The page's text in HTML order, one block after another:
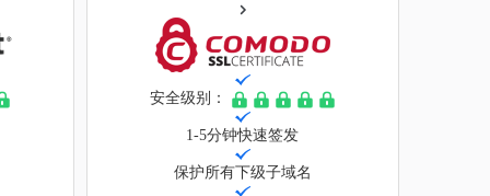
安全级别：
1-5分钟快速签发
保护所有下级子域名